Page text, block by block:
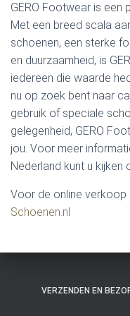
GERO Footwear is een
Met een breed scala
schoenen, een sterke
en duurzaamheid, is
iedereen die waarde
nu op zoek bent naar
gebruik of speciale
gelegenheid, GERO
jou. Voor meer
Nederland kunt u kijken
Voor de online verkoop
Schoenen.nl
VERZENDEN EN